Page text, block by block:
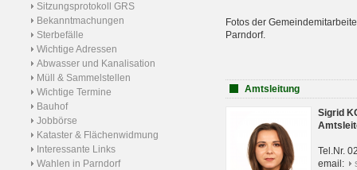
Sitzungsprotokoll GRS
Bekanntmachungen
Sterbefälle
Wichtige Adressen
Abwasser und Kanalisation
Müll & Sammelstellen
Wichtige Termine
Bauhof
Jobbörse
Kataster & Flächenwidmung
Interessante Links
Wahlen in Parndorf
Fotos der
Parndorf.
Amtsleitung
Sigrid
Tel.Nr.
email: